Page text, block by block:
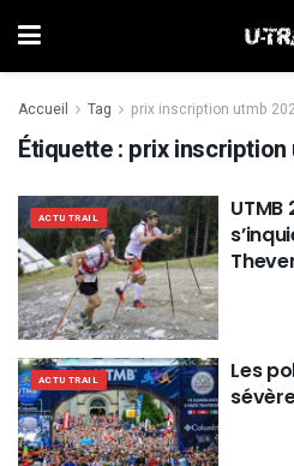
Accueil Tag prix inscription utmb
Étiquette : prix inscription
ACTU TRAIL
UTMB
ACTU TRAIL
Les